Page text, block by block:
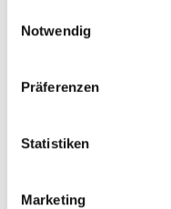
Notwendig
Präferenzen
Statistiken
Marketing